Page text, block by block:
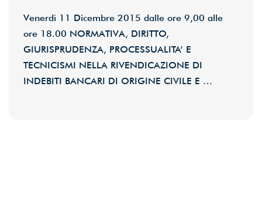
Venerdì 11 Dicembre 2015 dalle ore 9,00 alle
ore 18.00 NORMATIVA, DIRITTO,
GIURISPRUDENZA, PROCESSUALITA’ E
TECNICISMI NELLA RIVENDICAZIONE DI
INDEBITI BANCARI DI ORIGINE CIVILE E …